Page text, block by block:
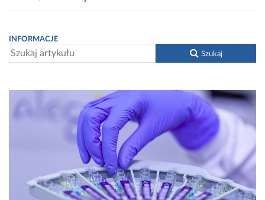
INFORMACJE
Szukaj